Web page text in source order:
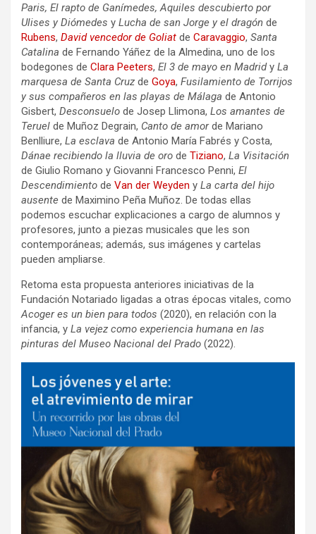
Paris, El rapto de Ganímedes, Aquiles descubierto por
Ulises y Diómedes y Lucha de san Jorge y el dragón de
Rubens, David vencedor de Goliat de Caravaggio, Santa
Catalina de Fernando Yáñez de la Almedina, uno de los
bodegones de Clara Peeters, El 3 de mayo en Madridy La
marquesa de Santa Cruz de Goya, Fusilamiento de Torrijos
y sus compañeros en las playas de Málaga de Antonio
Gisbert, Desconsuelo de Josep Llimona, Los amantes de
Teruel de Muñoz Degrain, Canto de amorde Mariano
Benlliure, La esclava de Antonio María Fabrés y Costa,
Dánae recibiendo la lluvia de oro de Tiziano, La Visitación
de Giulio Romano y Giovanni Francesco Penni, El
Descendimiento de Van der Weyden y La carta del hijo
ausente de Maximino Peña Muñoz. De todas ellas
podemos escuchar explicaciones a cargo de alumnos y
profesores, junto a piezas musicales que les son
contemporáneas; además, sus imágenes y cartelas
pueden ampliarse.
Retoma esta propuesta anteriores iniciativas de la
Fundación Notariado ligadas a otras épocas vitales, como
Acoger es un bien para todos (2020), en relación con la
infancia, y La vejez como experiencia humana en las
pinturas del Museo Nacional del Prado (2022).